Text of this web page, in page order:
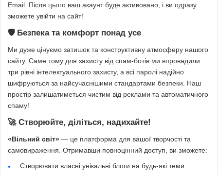
Email. Після цього ваш акаунт буде активовано, і ви одразу
зможете увійти на сайт!
🛡️ Безпека та комфорт понад усе
Ми дуже цінуємо затишок та конструктивну атмосферу нашого
сайту. Саме тому для захисту від спам-ботів ми впровадили
три рівні інтелектуального захисту, а всі паролі надійно
шифруються за найсучаснішими стандартами безпеки. Наш
простір залишатиметься чистим від реклами та автоматичного
спаму!
🚀 Створюйте, діліться, надихайте!
«Вільний світ» — це платформа для вашої творчості та
самовираження. Отримавши повноцінний доступ, ви зможете:
Створювати власні унікальні блоги на будь-які теми.